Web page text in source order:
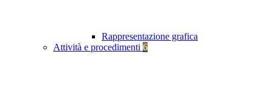
Rappresentazione grafica
Attività e procedimenti 6